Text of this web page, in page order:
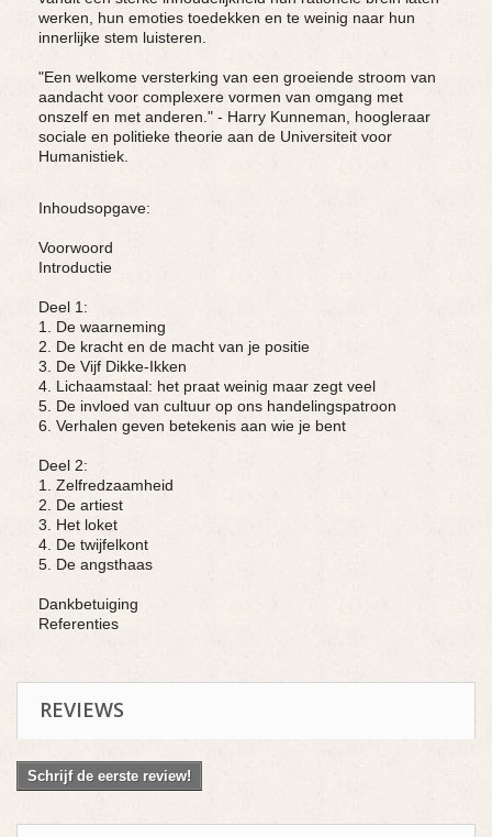
werken, hun emoties toedekken en te weinig naar hun
innerlijke stem luisteren.
"Een welkome versterking van een groeiende stroom van
aandacht voor complexere vormen van omgang met
onszelf en met anderen." - Harry Kunneman, hoogleraar
sociale en politieke theorie aan de Universiteit voor
Humanistiek.
Inhoudsopgave:
Voorwoord
Introductie
Deel 1:
1. De waarneming
2. De kracht en de macht van je positie
3. De Vijf Dikke-Ikken
4. Lichaamstaal: het praat weinig maar zegt veel
5. De invloed van cultuur op ons handelingspatroon
6. Verhalen geven betekenis aan wie je bent
Deel 2:
1. Zelfredzaamheid
2. De artiest
3. Het loket
4. De twijfelkont
5. De angsthaas
Dankbetuiging
Referenties
REVIEWS
Schrijf de eerste review!